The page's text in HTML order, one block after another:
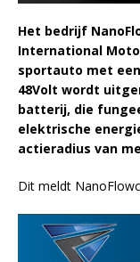
Het bedrijf
International
sportauto met
48Volt wordt
batterij, die
elektrische
actieradius van
Dit meldt